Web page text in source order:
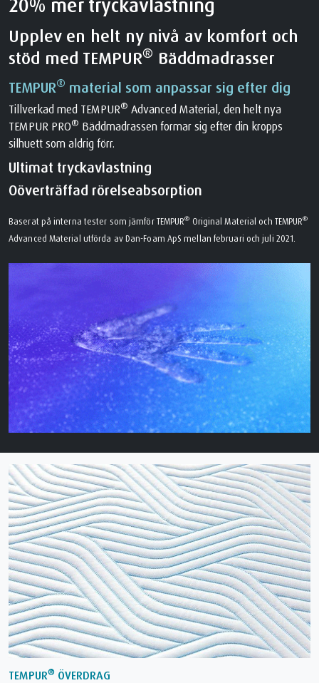
20% mer tryckavlastning
Upplev en helt ny nivå av komfort och
stöd med TEMPUR® Bäddmadrasser
TEMPUR® material som anpassar sig efter dig
Tillverkad med TEMPUR® Advanced Material, den helt nya
TEMPUR PRO® Bäddmadrassen formar sig efter din kropps
silhuett som aldrig förr.
Ultimat tryckavlastning
Oöverträffad rörelseabsorption
Baserat på interna tester som jämför TEMPUR® Original Material och TEMPUR®
Advanced Material utförda av Dan-Foam ApS mellan februari och juli 2021.
TEMPUR® ÖVERDRAG